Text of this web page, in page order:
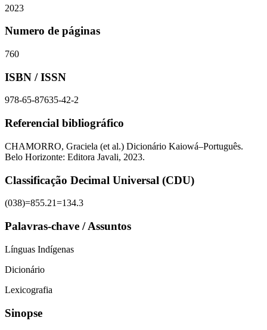
2023
Numero de páginas
760
ISBN / ISSN
978-65-87635-42-2
Referencial bibliográfico
CHAMORRO, Graciela (et al.) Dicionário Kaiowá–Português.
Belo Horizonte: Editora Javali, 2023.
Classificação Decimal Universal (CDU)
(038)=855.21=134.3
Palavras-chave / Assuntos
Línguas Indígenas
Dicionário
Lexicografia
Sinopse